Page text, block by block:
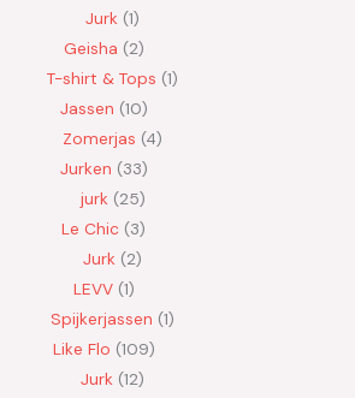
Jurk 1
Geisha 2
T-shirt & Tops 1
Jassen 10
Zomerjas 4
Jurken 33
jurk 25
Le Chic 3
Jurk 2
LEVV 1
Spijkerjassen 1
Like Flo 109
Jurk 12